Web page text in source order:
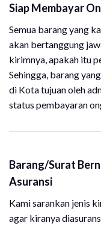
Siap Membayar
Semua barang yang
akan bertanggung
kirimnya, apakah itu
Sehingga, barang
di Kota tujuan oleh
status pembayaran
Barang/Surat
Asuransi
Kami sarankan jenis
agar kiranya